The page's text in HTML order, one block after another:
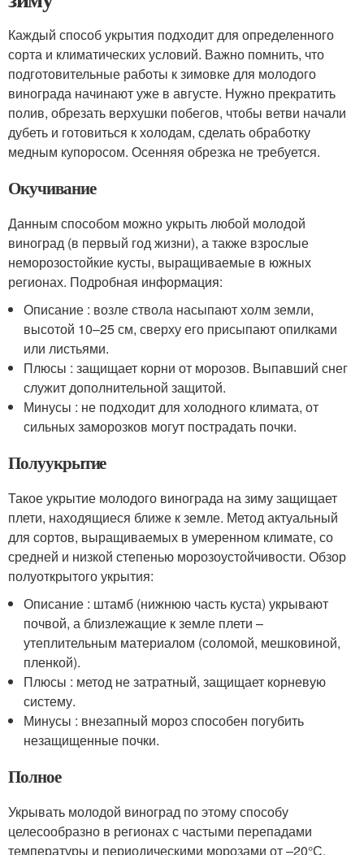
Каждый способ укрытия подходит для определенного
сорта и климатических условий. Важно помнить, что
подготовительные работы к зимовке для молодого
винограда начинают уже в августе. Нужно прекратить
полив, обрезать верхушки побегов, чтобы ветви начали
дубеть и готовиться к холодам, сделать обработку
медным купоросом. Осенняя обрезка не требуется.
Окучивание
Данным способом можно укрыть любой молодой
виноград (в первый год жизни), а также взрослые
неморозостойкие кусты, выращиваемые в южных
регионах. Подробная информация:
Описание : возле ствола насыпают холм земли,
высотой 10–25 см, сверху его присыпают опилками
или листьями.
Плюсы : защищает корни от морозов. Выпавший снег
служит дополнительной защитой.
Минусы : не подходит для холодного климата, от
сильных заморозков могут пострадать почки.
Полуукрытие
Такое укрытие молодого винограда на зиму защищает
плети, находящиеся ближе к земле. Метод актуальный
для сортов, выращиваемых в умеренном климате, со
средней и низкой степенью морозоустойчивости. Обзор
полуоткрытого укрытия:
Описание : штамб (нижнюю часть куста) укрывают
почвой, а близлежащие к земле плети –
утеплительным материалом (соломой, мешковиной,
пленкой).
Плюсы : метод не затратный, защищает корневую
систему.
Минусы : внезапный мороз способен погубить
незащищенные почки.
Полное
Укрывать молодой виноград по этому способу
целесообразно в регионах с частыми перепадами
температуры и периодическими морозами от –20°С.